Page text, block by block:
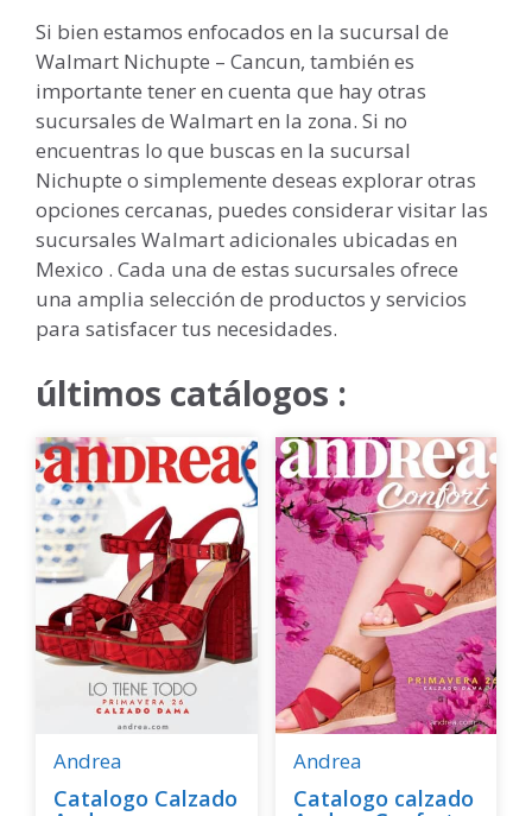
Si bien estamos enfocados en la sucursal de
Walmart Nichupte – Cancun, también es
importante tener en cuenta que hay otras
sucursales de Walmart en la zona. Si no
encuentras lo que buscas en la sucursal
Nichupte o simplemente deseas explorar otras
opciones cercanas, puedes considerar visitar las
sucursales Walmart adicionales ubicadas en
Mexico . Cada una de estas sucursales ofrece
una amplia selección de productos y servicios
para satisfacer tus necesidades.
últimos catálogos :
Andrea
Catalogo Calzado
Andrea
Catalogo calzado